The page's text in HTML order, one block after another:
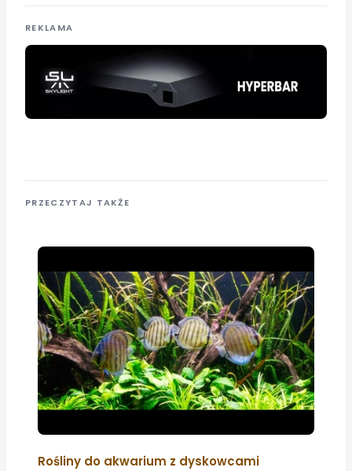
REKLAMA
PRZECZYTAJ TAKŻE
Rośliny do akwarium z dyskowcami